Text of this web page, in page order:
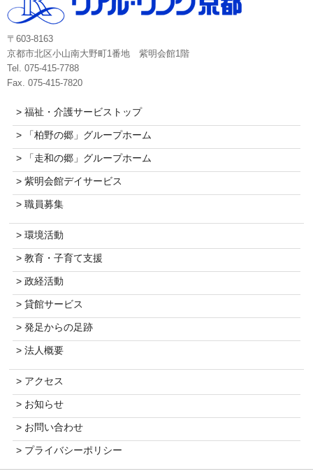
〒603-8163
京都市北区小山南大野町1番地 紫明会館1階
Tel. 075-415-7788
Fax. 075-415-7820
> 福祉・介護サービストップ
> 「柏野の郷」グループホーム
> 「走和の郷」グループホーム
> 紫明会館デイサービス
> 職員募集
> 環境活動
> 教育・子育て支援
> 政経活動
> 貸館サービス
> 発足からの足跡
> 法人概要
> アクセス
> お知らせ
> お問い合わせ
> プライバシーポリシー